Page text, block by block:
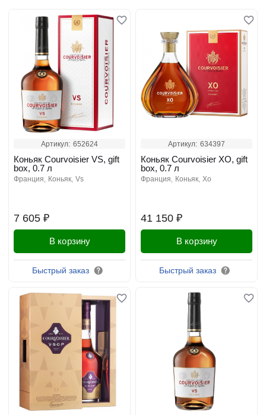
Артикул: 652624
7 605 ₽
Коньяк Courvoisier VS, gift
box, 0.7 л
франция коньяк vs
В корзину
Быстрый заказ
Артикул: 634397
41 150 ₽
Коньяк Courvoisier XO, gift
box, 0.7 л
франция коньяк xo
В корзину
Быстрый заказ